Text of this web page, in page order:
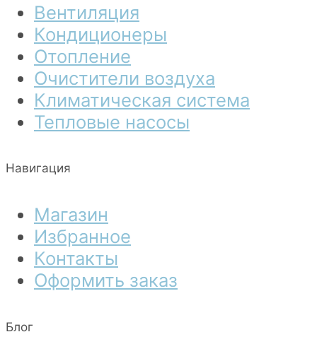
Вентиляция
Кондиционеры
Отопление
Очистители воздуха
Климатическая система
Тепловые насосы
Навигация
Магазин
Избранное
Контакты
Оформить заказ
Блог